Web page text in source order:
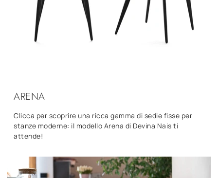
ARENA
Clicca per scoprire una ricca gamma di sedie fisse per
stanze moderne: il modello Arena di Devina Nais ti
attende!